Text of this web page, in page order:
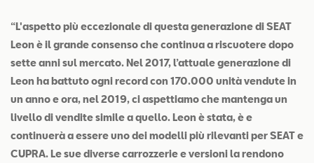
“L'aspetto più eccezionale di questa generazione di SEAT
Leon è il grande consenso che continua a riscuotere dopo
sette anni sul mercato. Nel 2017, l’attuale generazione di
Leon ha battuto ogni record con 170.000 unità vendute in
un anno e ora, nel 2019, ci aspettiamo che mantenga un
livello di vendite simile a quello. Leon è stata, è e
continuerà a essere uno dei modelli più rilevanti per SEAT e
CUPRA. Le sue diverse carrozzerie e versioni la rendono